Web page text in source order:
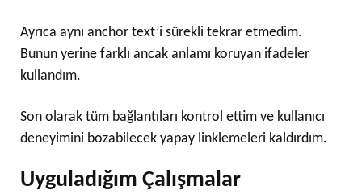
Ayrıca aynı anchor text’i sürekli tekrar etmedim.
Bunun yerine farklı ancak anlamı koruyan ifadeler
kullandım.
Son olarak tüm bağlantıları kontrol ettim ve kullanıcı
deneyimini bozabilecek yapay linklemeleri kaldırdım.
Uyguladığım Çalışmalar